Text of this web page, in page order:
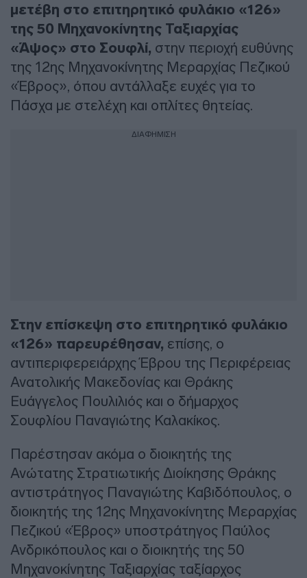
μετέβη στο επιτηρητικό φυλάκιο «126»
της 50 Μηχανοκίνητης Ταξιαρχίας
«Άψος» στο Σουφλί, στην περιοχή ευθύνης
της 12ης Μηχανοκίνητης Μεραρχίας Πεζικού
«Έβρος», όπου αντάλλαξε ευχές για το
Πάσχα με στελέχη και οπλίτες θητείας.
ΔΙΑΦΗΜΙΣΗ
Στην επίσκεψη στο επιτηρητικό φυλάκιο
«126» παρευρέθησαν, επίσης, ο
αντιπεριφερειάρχης Έβρου της Περιφέρειας
Ανατολικής Μακεδονίας και Θράκης
Ευάγγελος Πουλιλιός και ο δήμαρχος
Σουφλίου Παναγιώτης Καλακίκος.
Παρέστησαν ακόμα ο διοικητής της
Ανώτατης Στρατιωτικής Διοίκησης Θράκης
αντιστράτηγος Παναγιώτης Καβιδόπουλος, ο
διοικητής της 12ης Μηχανοκίνητης Μεραρχίας
Πεζικού «Έβρος» υποστράτηγος Παύλος
Ανδρικόπουλος και ο διοικητής της 50
Μηχανοκίνητης Ταξιαρχίας ταξίαρχος